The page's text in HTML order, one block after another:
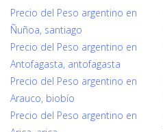
Precio del Peso argentino en
Ñuñoa, santiago
Precio del Peso argentino en
Antofagasta, antofagasta
Precio del Peso argentino en
Arauco, biobío
Precio del Peso argentino en